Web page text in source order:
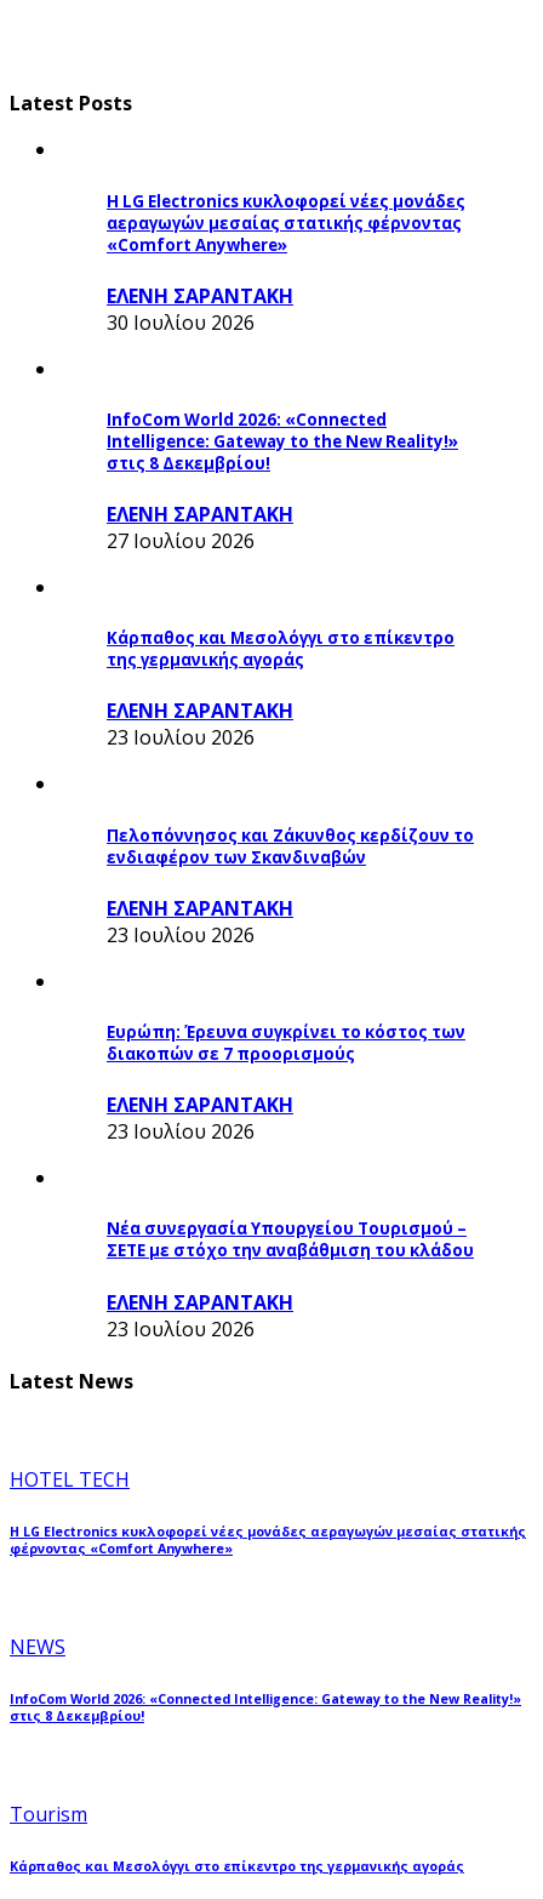
Latest Posts
Η LG Electronics κυκλοφορεί νέες μονάδες
αεραγωγών μεσαίας στατικής φέρνοντας
«Comfort Anywhere»
ΕΛΕΝΗ ΣΑΡΑΝΤΑΚΗ
30 Ιουλίου 2026
InfoCom World 2026: «Connected
Intelligence: Gateway to the New Reality!»
στις 8 Δεκεμβρίου!
ΕΛΕΝΗ ΣΑΡΑΝΤΑΚΗ
27 Ιουλίου 2026
Κάρπαθος και Μεσολόγγι στο επίκεντρο
της γερμανικής αγοράς
ΕΛΕΝΗ ΣΑΡΑΝΤΑΚΗ
23 Ιουλίου 2026
Πελοπόννησος και Ζάκυνθος κερδίζουν το
ενδιαφέρον των Σκανδιναβών
ΕΛΕΝΗ ΣΑΡΑΝΤΑΚΗ
23 Ιουλίου 2026
Ευρώπη: Έρευνα συγκρίνει το κόστος των
διακοπών σε 7 προορισμούς
ΕΛΕΝΗ ΣΑΡΑΝΤΑΚΗ
23 Ιουλίου 2026
Νέα συνεργασία Υπουργείου Τουρισμού –
ΣΕΤΕ με στόχο την αναβάθμιση του κλάδου
ΕΛΕΝΗ ΣΑΡΑΝΤΑΚΗ
23 Ιουλίου 2026
Latest News
HOTEL TECH
Η LG Electronics κυκλοφορεί νέες μονάδες αεραγωγών μεσαίας στατικής
φέρνοντας «Comfort Anywhere»
NEWS
InfoCom World 2026: «Connected Intelligence: Gateway to the New Reality!»
στις 8 Δεκεμβρίου!
Tourism
Κάρπαθος και Μεσολόγγι στο επίκεντρο της γερμανικής αγοράς